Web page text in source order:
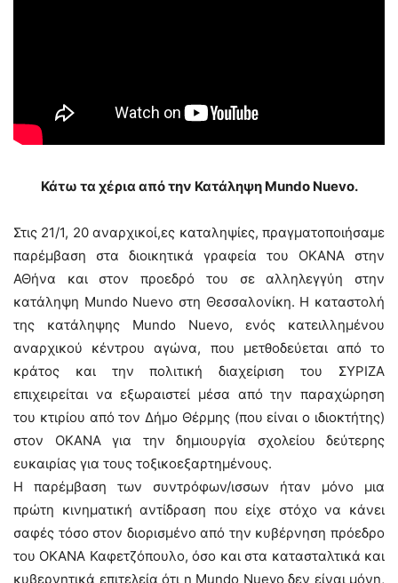
Κάτω τα χέρια από την Κατάληψη Mundo Nuevo.
Στις 21/1, 20 αναρχικοί,ες καταληψίες, πραγματοποιήσαμε
παρέμβαση στα διοικητικά γραφεία του ΟΚΑΝΑ στην
ΑΘήνα και στον προεδρό του σε αλληλεγγύη στην
κατάληψη Μundo Nuevo στη Θεσσαλονίκη. Η καταστολή
της κατάληψης Mundo Nuevo, ενός κατειλλημένου
αναρχικού κέντρου αγώνα, που μετθοδεύεται από το
κράτος και την πολιτική διαχείριση του ΣΥΡΙΖΑ
επιχειρείται να εξωραιστεί μέσα από την παραχώρηση
του κτιρίου από τον Δήμο Θέρμης (που είναι ο ιδιοκτήτης)
στον ΟΚΑΝΑ για την δημιουργία σχολείου δεύτερης
ευκαιρίας για τους τοξικοεξαρτημένους.
Η παρέμβαση των συντρόφων/ισσων ήταν μόνο μια
πρώτη κινηματική αντίδραση που είχε στόχο να κάνει
σαφές τόσο στον διορισμένο από την κυβέρνηση πρόεδρο
του ΟΚΑΝΑ Καφετζόπουλο, όσο και στα κατασταλτικά και
κυβερνητικά επιτελεία ότι η Mundo Nuevo δεν είναι μόνη,